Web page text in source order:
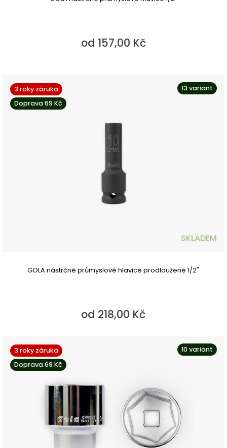
od 157,00 Kč
13 variant
3 roky záruka
Doprava 69 Kč
SKLADEM
GOLA nástrčné průmyslové hlavice prodloužené 1/2"
od 218,00 Kč
10 variant
3 roky záruka
Doprava 69 Kč